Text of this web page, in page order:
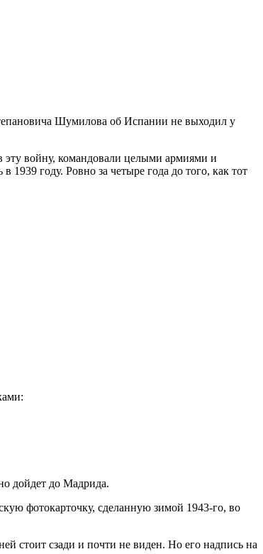
Шумилова об Испании не выходил у
эту войну, командовали целыми армиями и
году. Ровно за четыре года до того, как тот
дойдет до Мадрида.
фотокарточку, сделанную зимой 1943-го, во
стоит сзади и почти не виден. Но его надпись на